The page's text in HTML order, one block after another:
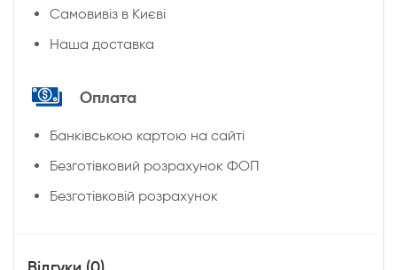
Cамовивіз в Києві
Наша доставка
Оплата
Банківською картою на сайті
Безготівковий розрахунок ФОП
Безготівковій розрахунок